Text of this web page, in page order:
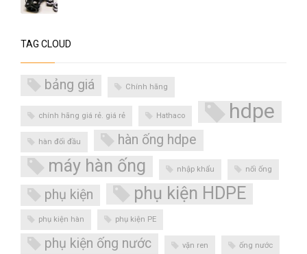
TAG CLOUD
bảng giá Chính hãng
chính hãng giá rẻ. giá rẻ Hathaco hdpe
hàn đối đầu hàn ống hdpe
máy hàn ống nhập khẩu nối ống
phụ kiện phụ kiện HDPE
phụ kiện hàn phụ kiện PE
phụ kiện ống nước vặn ren ống nước